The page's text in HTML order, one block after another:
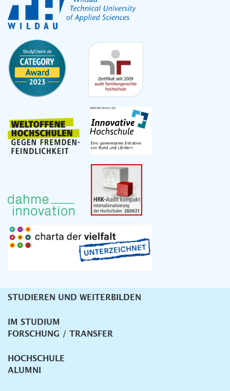
Unternavigation
STUDIEREN UND WEITERBILDEN
IM STUDIUM
FORSCHUNG / TRANSFER
HOCHSCHULE
ALUMNI